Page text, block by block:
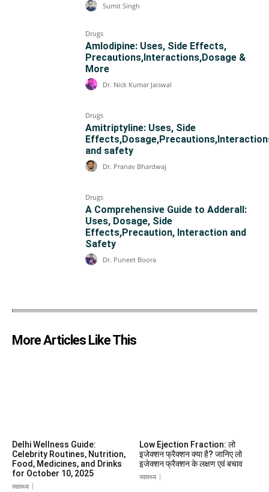
Sumit Singh
Drugs
Amlodipine: Uses, Side Effects,
Precautions,Interactions,Dosage &
More
Dr. Nick Kumar Jaiswal
Drugs
Amitriptyline: Uses, Side
and safety
Dr. Pranav Bhardwaj
Drugs
A Comprehensive Guide to Adderall:
Uses, Dosage, Side
Effects,Precaution, Interaction and
Safety
Dr. Puneet Boora
More Articles Like This
Delhi Wellness Guide:
Celebrity Routines, Nutrition,
Food, Medicines, and Drinks
for October 10, 2025
स्वास्थ्य
Low Ejection Fraction: लो
इजेक्शन फ्रैक्शन क्या है? जानिए लो
इजेक्शन फ्रैक्शन के लक्षण एवं बचाव
स्वास्थ्य